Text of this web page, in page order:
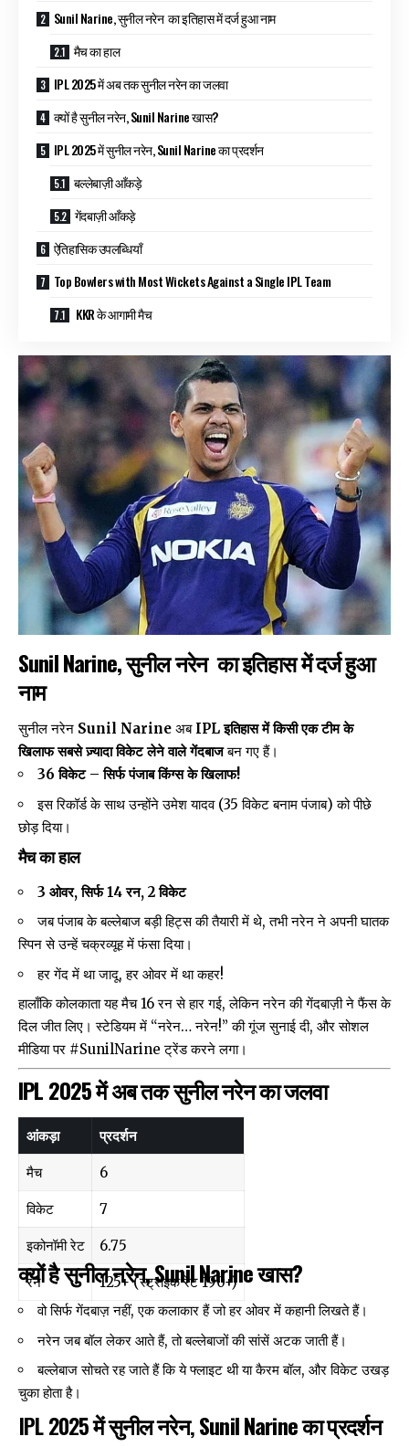
Sunil Narine, सुनील नरेन का इतिहास में दर्ज हुआ नाम
मैच का हाल
IPL 2025 में अब तक सुनील नरेन का जलवा
क्यों है सुनील नरेन, Sunil Narine खास?
IPL 2025 में सुनील नरेन, Sunil Narine का प्रदर्शन
बल्लेबाज़ी आँकड़े
गेंदबाज़ी आँकड़े
ऐतिहासिक उपलब्धियाँ
Top Bowlers with Most Wickets Against a Single IPL Team
KKR के आगामी मैच
Sunil Narine,सुनील नरेन का इतिहास में दर्ज हुआ
नाम
सुनील नरेन Sunil Narine अब IPL इतिहास में किसी एक टीम के
खिलाफ सबसे ज़्यादा विकेट लेने वाले गेंदबाजबन गए हैं।
36 विकेट – सिर्फ पंजाब किंग्स के खिलाफ!
इस रिकॉर्ड के साथ उन्होंने उमेश यादव (35 विकेट बनाम पंजाब) को पीछे
छोड़ दिया।
मैच का हाल
3 ओवर, सिर्फ 14 रन, 2 विकेट
जब पंजाब के बल्लेबाज बड़ी हिट्स की तैयारी में थे, तभी नरेन ने अपनी घातक
स्पिन से उन्हें चक्रव्यूह में फंसा दिया।
हर गेंद में था जादू, हर ओवर में था कहर!
हालाँकि कोलकाता यह मैच 16 रन से हार गई, लेकिन नरेन की गेंदबाज़ी ने फैंस के
दिल जीत लिए। स्टेडियम में “नरेन… नरेन!” की गूंज सुनाई दी, और सोशल
मीडिया पर #SunilNarine ट्रेंड करने लगा।
IPL 2025 में अब तक सुनील नरेन का जलवा
आंकड़ा प्रदर्शन
मैच 6
विकेट 7
इकोनॉमी रेट 6.75
रन 125+ (स्ट्राइक रेट 190+)
क्यों है सुनील नरेन, Sunil Narine खास?
वो सिर्फ गेंदबाज़ नहीं, एक कलाकार हैं जो हर ओवर में कहानी लिखते हैं।
नरेन जब बॉल लेकर आते हैं, तो बल्लेबाजों की सांसें अटक जाती हैं।
बल्लेबाज सोचते रह जाते हैं कि ये फ्लाइट थी या कैरम बॉल, और विकेट उखड़
चुका होता है।
IPL 2025 में सुनील नरेन,Sunil Narineका प्रदर्शन